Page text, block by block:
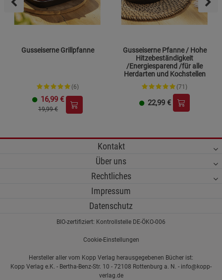
Gusseiserne Grillpfanne
(6)
16,99 €
19,99 €
Gusseiserne Pfanne / Hohe
Hitzebeständigkeit
/Energiesparend /für alle
Herdarten und Kochstellen
(71)
22,99 €
Kontakt
Über uns
Rechtliches
Impressum
Datenschutz
BIO-zertifiziert: Kontrollstelle DE-ÖKO-006
Cookie-Einstellungen
Hersteller aller vom Kopp Verlag herausgegebenen Bücher ist:
Kopp Verlag e.K. - Bertha-Benz-Str. 10 - 72108 Rottenburg a. N. - info@kopp-
verlag.de